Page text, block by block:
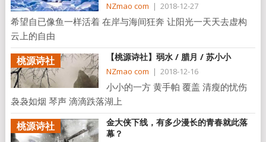
NZmao com | 2018-12-27
希望自已像鱼一样活着 在岸与海间狂奔 让阳光一天天去虚构
云上的自由
桃源诗社 【桃源诗社】弱水 / 腊月 / 苏小小
NZmao com | 2018-12-16
小小的一方 黄手帕 覆盖 清瘦的忧伤
袅袅如烟 琴声 滴滴跌落湖上
桃源诗社
金大侠下线，有多少漫长的青春就此落
幕？